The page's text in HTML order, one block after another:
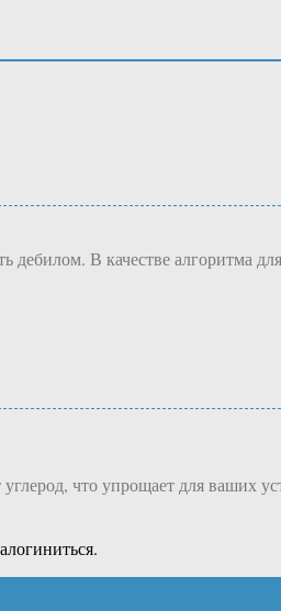
В качестве алгоритма
что упрощает для ваших